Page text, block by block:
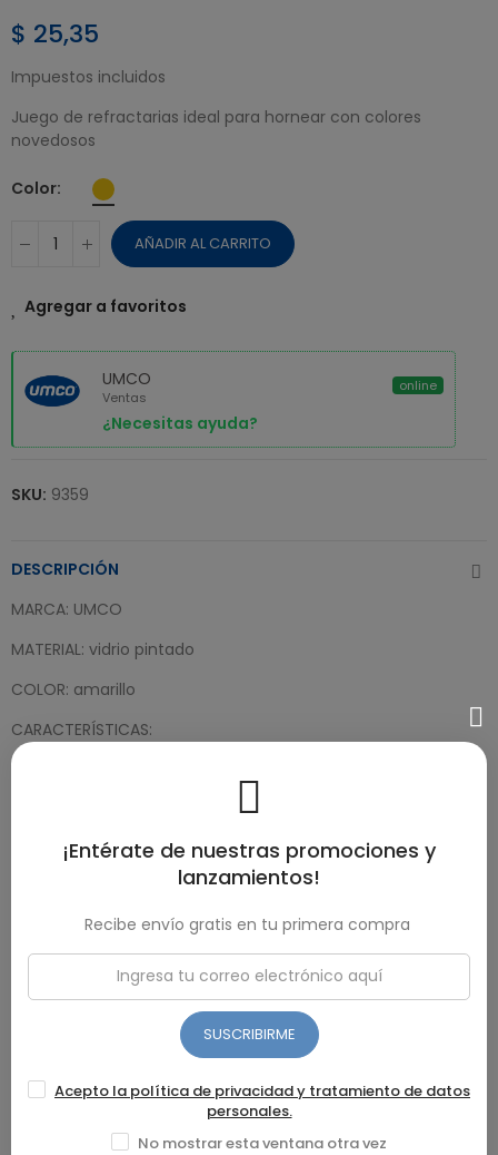
$ 25,35
Impuestos incluidos
Juego de refractarias ideal para hornear con colores
novedosos
Color
AÑADIR AL CARRITO
Agregar a favoritos
UMCO
Ventas
¿Necesitas ayuda?
online
SKU: 9359
DESCRIPCIÓN
MARCA: UMCO
MATERIAL: vidrio pintado
COLOR: amarillo
CARACTERÍSTICAS:
Revestimiento con antiadherente
Conserva los alimentos con mejores condiciones
Resiste cambios extremos de temperatura
Ideal para uso en horno y microondas
Garantía: 2 años por defecto de fábrica
DETALLES DEL PRODUCTO
¡Entérate de nuestras promociones y
lanzamientos!
Recibe envío gratis en tu primera compra
SUSCRIBIRME
Acepto la política de privacidad y tratamiento de datos
personales.
No mostrar esta ventana otra vez